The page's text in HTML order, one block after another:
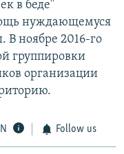
в беде"
нуждающемуся
В ноябре 2016-го
группировки
организации
Follow us